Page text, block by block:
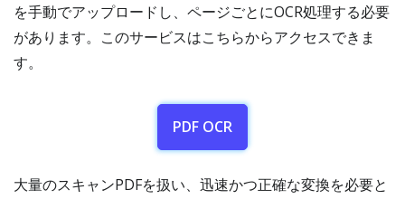
を手動でアップロードし、ページごとにOCR処理する必要
があります。このサービスはこちらからアクセスできま
す。
PDF OCR
大量のスキャンPDFを扱い、迅速かつ正確な変換を必要と